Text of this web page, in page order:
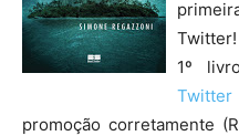
1º
Twitter
promoção corretamente